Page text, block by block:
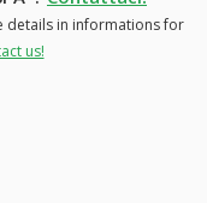
details in informations for
us!